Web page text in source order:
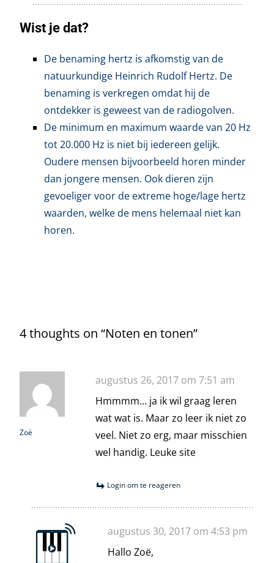
Wist je dat?
De benaming hertz is afkomstig van de
natuurkundige Heinrich Rudolf Hertz. De
benaming is verkregen omdat hij de
ontdekker is geweest van de radiogolven.
De minimum en maximum waarde van 20 Hz
tot 20.000 Hz is niet bij iedereen gelijk.
Oudere mensen bijvoorbeeld horen minder
dan jongere mensen. Ook dieren zijn
gevoeliger voor de extreme hoge/lage hertz
waarden, welke de mens helemaal niet kan
horen.
4 thoughts on “Noten en tonen”
Zoë
augustus 26, 2017 om 7:51 am
Hmmmm… ja ik wil graag leren
wat wat is. Maar zo leer ik niet zo
veel. Niet zo erg, maar misschien
wel handig. Leuke site
Login om te reageren
augustus 30, 2017 om 4:53 pm
Hallo Zoë,